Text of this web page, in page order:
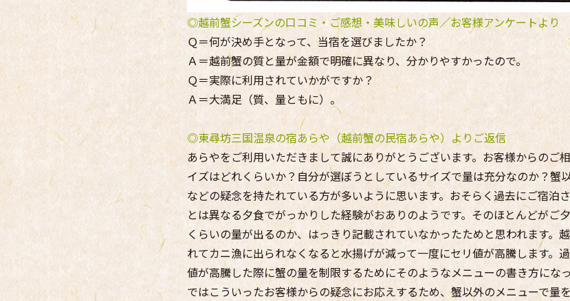
◎越前蟹シーズンの口コミ・ご感想・美味しいの声／お客様アンケートより
Ｑ＝何が決め手となって、当宿を選びましたか？
Ａ＝越前蟹の質と量が金額で明確に異なり、分かりやすかったので。
Ｑ＝実際に利用されていかがですか？
Ａ＝大満足（質、量ともに）。
◎東尋坊三国温泉の宿あらや（越前蟹の民宿あらや）よりご返信
あらやをご利用いただきまして誠にありがとうございます。お客様からのご
イズはどれくらいか？自分が選ぼうとしているサイズで量は充分なのか？蟹
などの疑念を持たれている方が多いように思います。おそらく過去にご宿泊
とは異なる夕食でがっかりした経験がおありのようです。そのほとんどがご
くらいの量が出るのか、はっきり記載されていなかったためと思われます。
れてカニ漁に出られなくなると水揚げが減って一度にセリ値が高騰します。
値が高騰した際に蟹の量を制限するためにそのようなメニューの書き方にな
ではこういったお客様からの疑念にお応えするため、蟹以外のメニューで量